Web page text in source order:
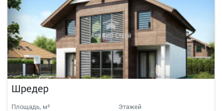
Шредер
Площадь, м² Этажей